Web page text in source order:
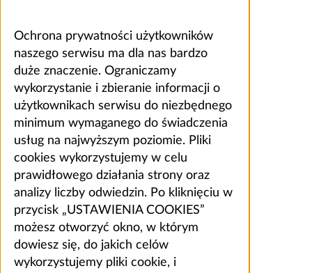
Ochrona prywatności użytkowników
naszego serwisu ma dla nas bardzo
duże znaczenie. Ograniczamy
wykorzystanie i zbieranie informacji o
użytkownikach serwisu do niezbędnego
minimum wymaganego do świadczenia
usług na najwyższym poziomie. Pliki
cookies wykorzystujemy w celu
prawidłowego działania strony oraz
analizy liczby odwiedzin. Po kliknięciu w
przycisk „USTAWIENIA COOKIES”
możesz otworzyć okno, w którym
dowiesz się, do jakich celów
wykorzystujemy pliki cookie, i